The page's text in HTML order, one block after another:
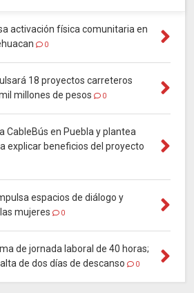
activación física comunitaria en
0
18 proyectos carreteros
millones de pesos
0
CableBús en Puebla y plantea
explicar beneficios del proyecto
espacios de diálogo y
mujeres
0
de jornada laboral de 40 horas;
de dos días de descanso
0